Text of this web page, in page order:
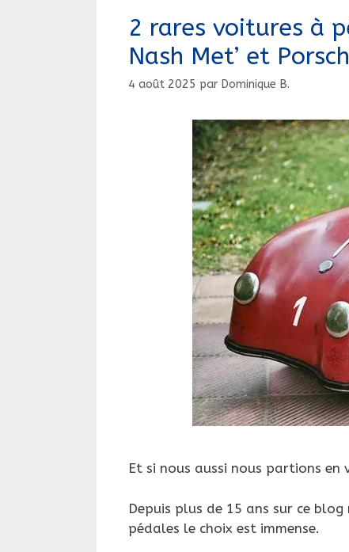
2 rares voitures à
Nash Met’ et
4 août 2025 par Dominique B.
Et si nous aussi nous partions en
Depuis plus de 15 ans sur ce
pédales le choix est immense.